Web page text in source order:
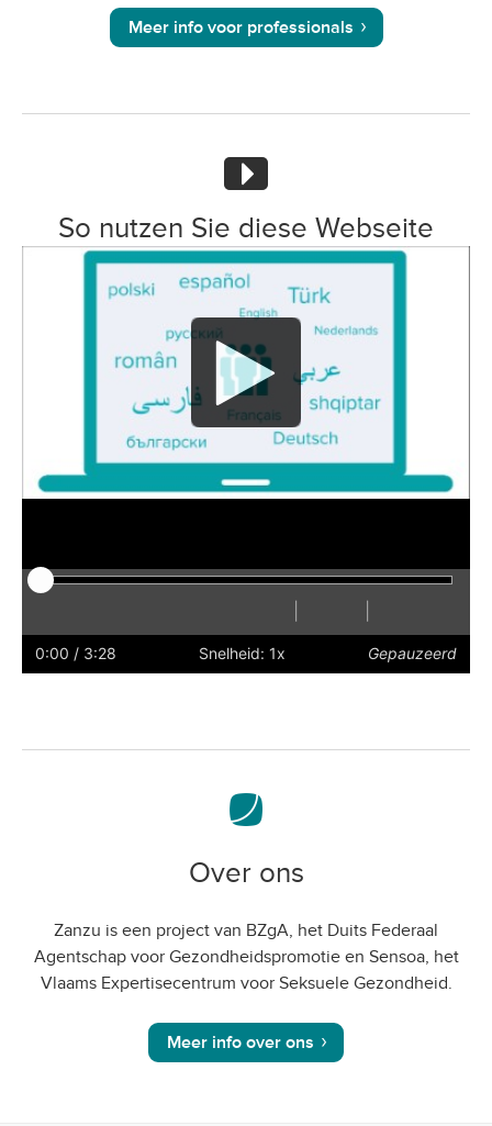
Meer info voor professionals
So nutzen Sie diese Webseite
Verberg
ondertiteling
SnellerLangzamer
naar
volledig
0:00 / 3:28 Snelheid: 1x Gepauzeerd
Over ons
Zanzu is een project van BZgA, het Duits Federaal
Agentschap voor Gezondheidspromotie en Sensoa, het
Vlaams Expertisecentrum voor Seksuele Gezondheid.
Meer info over ons